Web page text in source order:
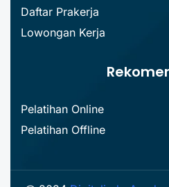
Daftar Prakerja
Lowongan Kerja
Pelatihan Online
Pelatihan Offline